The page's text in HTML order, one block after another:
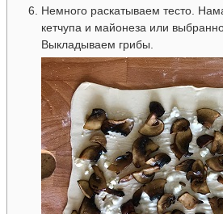
Немного раскатываем тесто.
кетчупа и майонеза или
Выкладываем грибы.